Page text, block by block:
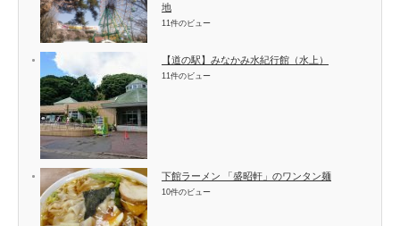
地
11件のビュー
【道の駅】みなかみ水紀行館（水上）
11件のビュー
下館ラーメン 「盛昭軒」のワンタン麺
10件のビュー